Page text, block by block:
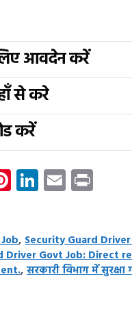
लिए आवदेन करें
से करे
करें
Pi
nt
es
t
Li
n
e
dI
E
m
l
,Security Guard Driver
Driver Govt Job: Direct
, सरकारी विभाग में